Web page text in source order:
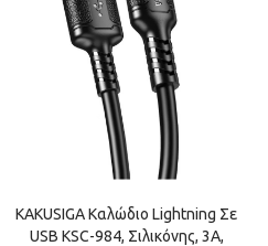
KAKUSIGA Καλώδιο Lightning Σε
USB KSC-984, Σιλικόνης, 3Α,